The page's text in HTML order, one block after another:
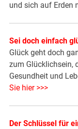
und sich auf Erden
Sei doch einfach
Glück geht doch
zum Glücklichsein,
Gesundheit und
Sie hier >>>
Der Schlüssel für